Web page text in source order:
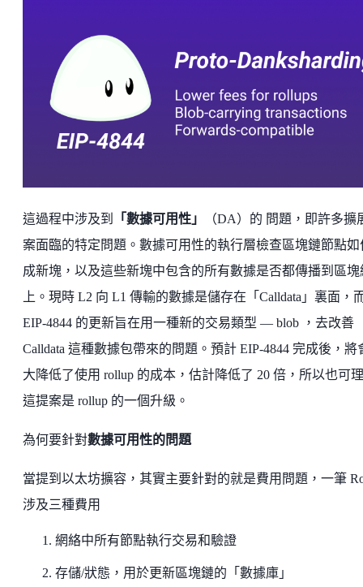
這過程中涉及到 「數據可用性」
（DA）的 問題，即許多擴
案面臨的特定問題。數據可用性的執行層檢查區塊鏈節點如
成新塊，以及這些新塊中包含的所有數據是否都傳播到區塊
上。現時 L2 向 L1 傳輸的數據是儲存在「Calldata」裏面，
EIP-4844 的更新旨在用一種新的交易類型 — blob ，去改善
Calldata 這種數據包帶來的問題。預計 EIP-4844 完成後，將
大降低了使用 rollup 的成本，估計降低了 20 倍，所以也可
這提案是 rollup 的一個升級。
為何要針對數據可用性的問題
當提到以太坊擴容，其實主要針對的就是費用問題，一筆
涉及三種費用
網絡中所有節點執行交易和驗證
存儲/狀態，用於更新區塊鏈的「數據庫」